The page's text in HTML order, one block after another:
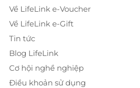
Về LifeLink e-Voucher
Về LifeLink e-Gift
Tin tức
Blog LifeLink
Cơ hội nghề nghiệp
Điều khoản sử dụng